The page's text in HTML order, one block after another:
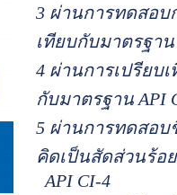
3 ผ่านการทดสอบ
เทียบกับมาตรฐาน
4 ผ่านการเปรียบ
กับมาตรฐาน API
5 ผ่านการทดสอบ
คิดเป็นสัดส่วนร้อ
API CI-4